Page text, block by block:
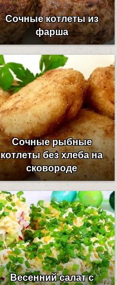
Сочные котлеты из
фарша
Сочные рыбные
котлеты без хлеба на
сковороде
Весенний салат с